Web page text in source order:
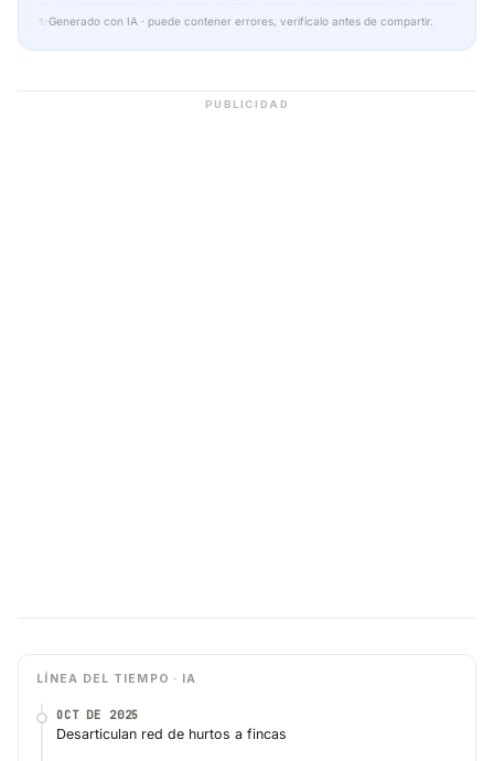
✨ Generado con IA · puede contener errores, verifícalo antes de compartir.
PUBLICIDAD
LÍNEA DEL TIEMPO · IA
OCT DE 2025
Desarticulan red de hurtos a fincas